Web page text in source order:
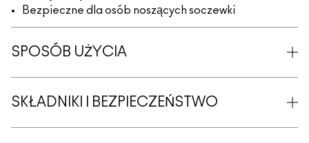
Bezpieczne dla osób noszących soczewki
SPOSÓB UŻYCIA
SKŁADNIKI I BEZPIECZEŃSTWO